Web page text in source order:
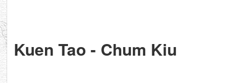
Kuen Tao - Chum Kiu